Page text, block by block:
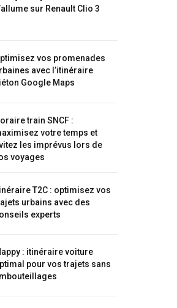
sur Renault Clio 3
vos promenades
avec l’itinéraire
Google Maps
train SNCF :
votre temps et
les imprévus lors de
voyages
T2C : optimisez vos
urbains avec des
experts
: itinéraire voiture
pour vos trajets sans